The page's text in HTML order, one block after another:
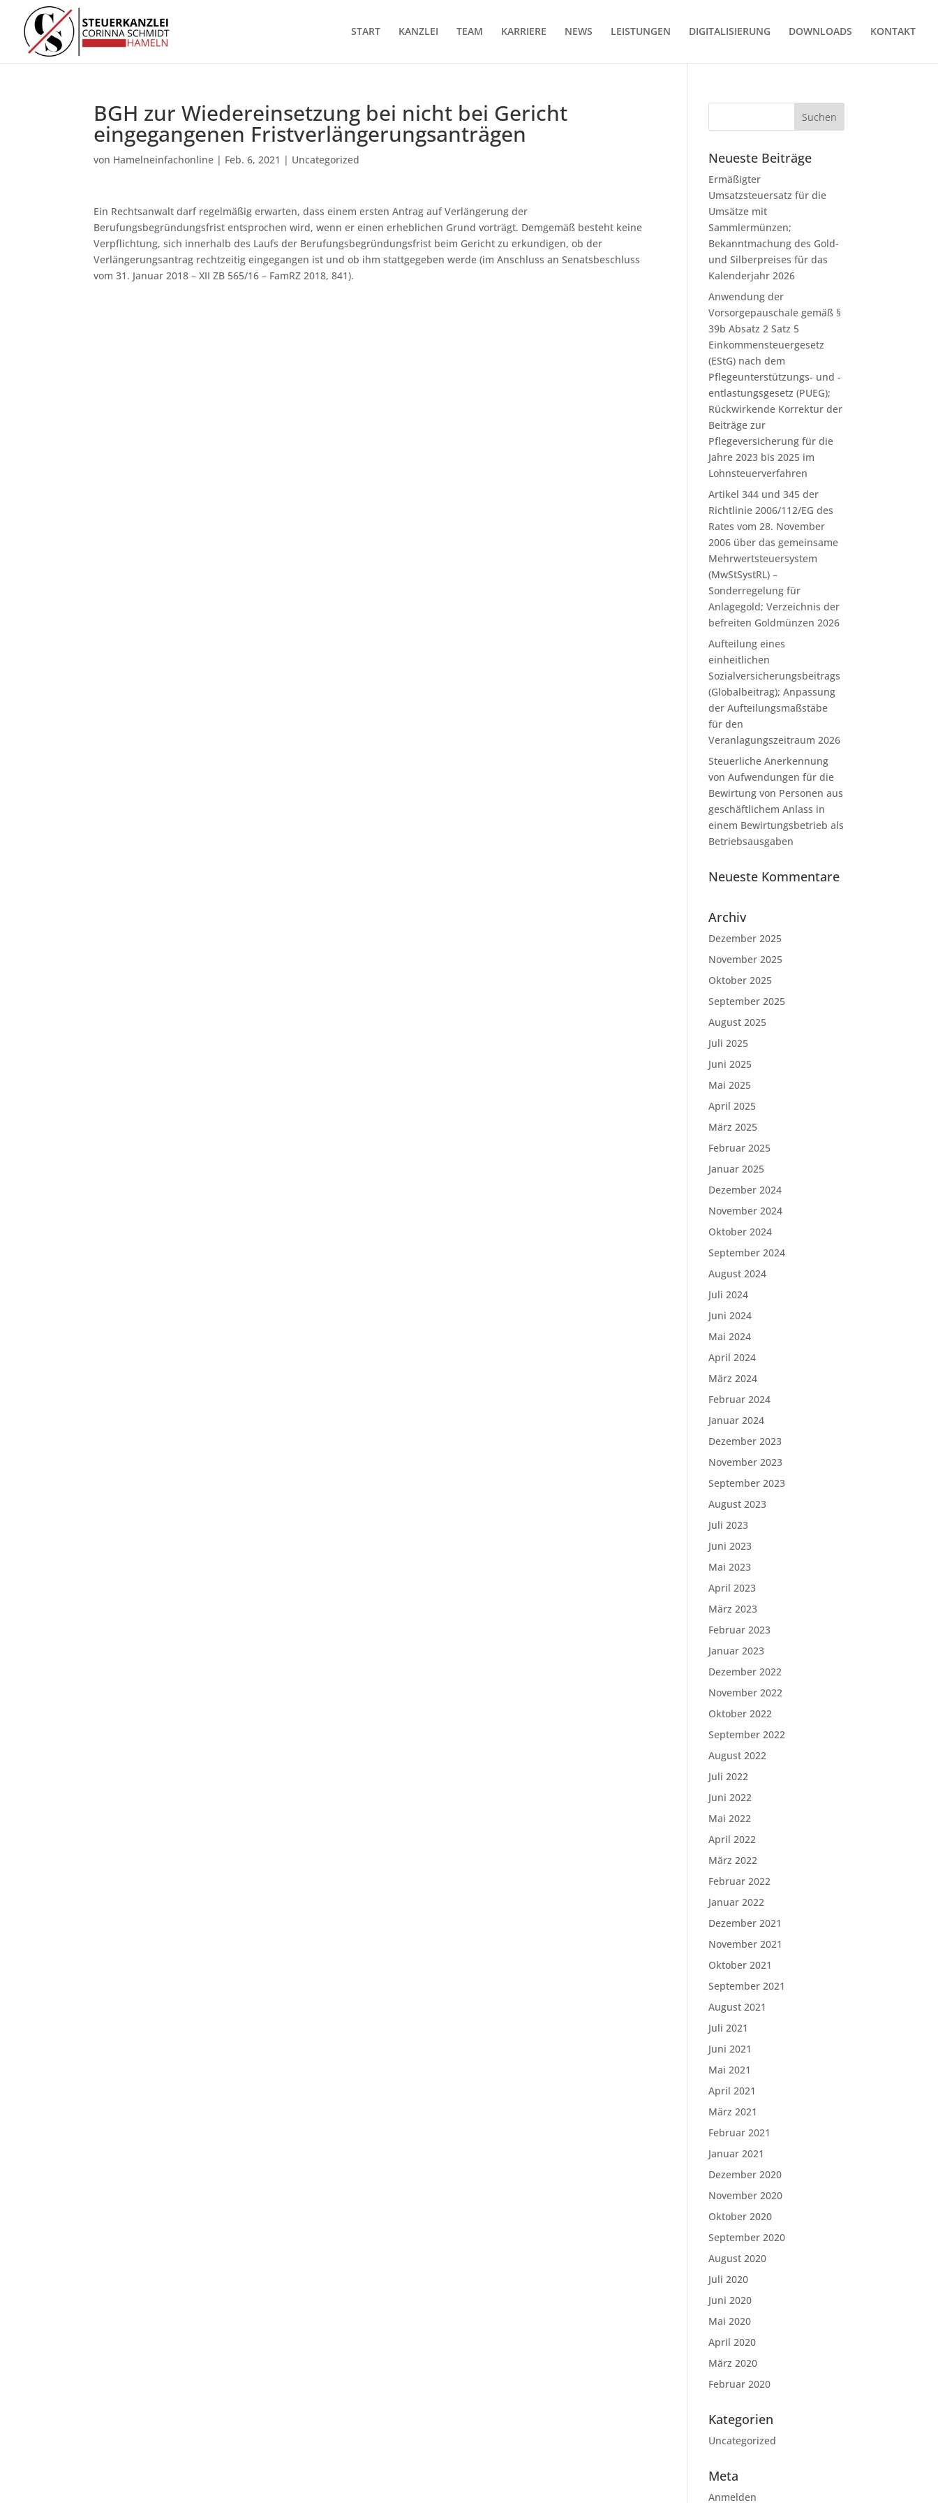
START KANZLEI TEAM KARRIERE NEWS LEISTUNGEN DIGITALISIERUNG DOWNLOADS KONTAKT
BGH zur Wiedereinsetzung bei nicht bei Gericht
eingegangenen Fristverlängerungsanträgen
von Hamelneinfachonline | Feb. 6, 2021 | Uncategorized
Ein Rechtsanwalt darf regelmäßig erwarten, dass einem ersten Antrag auf Verlängerung der
Berufungsbegründungsfrist entsprochen wird, wenn er einen erheblichen Grund vorträgt. Demgemäß besteht keine
Verpflichtung, sich innerhalb des Laufs der Berufungsbegründungsfrist beim Gericht zu erkundigen, ob der
Verlängerungsantrag rechtzeitig eingegangen ist und ob ihm stattgegeben werde (im Anschluss an Senatsbeschluss
vom 31. Januar 2018 – XII ZB 565/16 – FamRZ 2018, 841).
Neueste Beiträge
Ermäßigter
Umsatzsteuersatz für die
Umsätze mit
Sammlermünzen;
Bekanntmachung des Gold-
und Silberpreises für das
Kalenderjahr 2026
Anwendung der
Vorsorgepauschale gemäß §
39b Absatz 2 Satz 5
Einkommensteuergesetz
(EStG) nach dem
Pflegeunterstützungs- und -
entlastungsgesetz (PUEG);
Rückwirkende Korrektur der
Beiträge zur
Pflegeversicherung für die
Jahre 2023 bis 2025 im
Lohnsteuerverfahren
Artikel 344 und 345 der
Richtlinie 2006/112/EG des
Rates vom 28. November
2006 über das gemeinsame
Mehrwertsteuersystem
(MwStSystRL) –
Sonderregelung für
Anlagegold; Verzeichnis der
befreiten Goldmünzen 2026
Aufteilung eines
einheitlichen
Sozialversicherungsbeitrags
(Globalbeitrag); Anpassung
der Aufteilungsmaßstäbe
für den
Veranlagungszeitraum 2026
Steuerliche Anerkennung
von Aufwendungen für die
Bewirtung von Personen aus
geschäftlichem Anlass in
einem Bewirtungsbetrieb als
Betriebsausgaben
Neueste Kommentare
Archiv
Dezember 2025
November 2025
Oktober 2025
September 2025
August 2025
Juli 2025
Juni 2025
Mai 2025
April 2025
März 2025
Februar 2025
Januar 2025
Dezember 2024
November 2024
Oktober 2024
September 2024
August 2024
Juli 2024
Juni 2024
Mai 2024
April 2024
März 2024
Februar 2024
Januar 2024
Dezember 2023
November 2023
September 2023
August 2023
Juli 2023
Juni 2023
Mai 2023
April 2023
März 2023
Februar 2023
Januar 2023
Dezember 2022
November 2022
Oktober 2022
September 2022
August 2022
Juli 2022
Juni 2022
Mai 2022
April 2022
März 2022
Februar 2022
Januar 2022
Dezember 2021
November 2021
Oktober 2021
September 2021
August 2021
Juli 2021
Juni 2021
Mai 2021
April 2021
März 2021
Februar 2021
Januar 2021
Dezember 2020
November 2020
Oktober 2020
September 2020
August 2020
Juli 2020
Juni 2020
Mai 2020
April 2020
März 2020
Februar 2020
Kategorien
Uncategorized
Meta
Anmelden